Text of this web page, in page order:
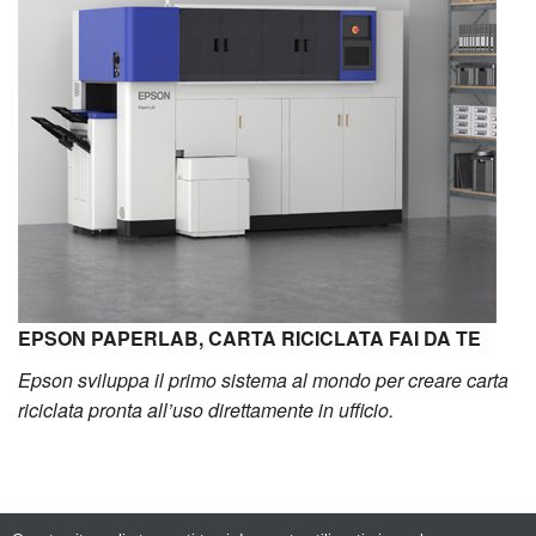
EPSON PAPERLAB, CARTA RICICLATA FAI DA TE
Epson sviluppa il primo sistema al mondo per creare carta
riciclata pronta all’uso direttamente in ufficio.